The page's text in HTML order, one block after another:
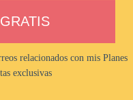
relacionados con mis Planes
exclusivas